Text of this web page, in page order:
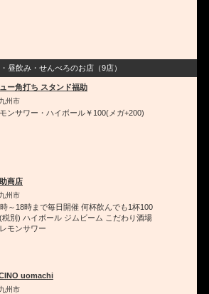
昼飲み・せんべろのお店（9店）
ー角打ち スタンド福助
州市
ンサワー・ハイボール￥100(メガ+200)
商店
州市
～18時まで毎日開催 何杯飲んでも1杯100
税別) ハイボール ジムビーム こだわり酒場
モンサワー
uomachi
州市